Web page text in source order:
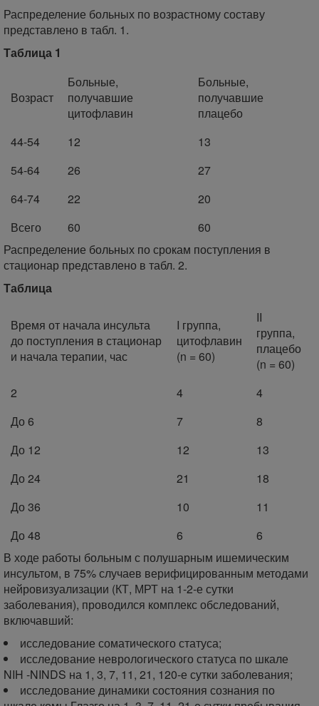
Распределение больных по возрастному составу
представлено в табл. 1.
Таблица 1
Возраст
Больные,
получавшие
цитофлавин
Больные,
получавшие
плацебо
44-54
12
13
54-64
26
27
64-74
22
20
Всего
60
60
Распределение больных по срокам поступления в
стационар представлено в табл. 2.
Таблица
Время от начала инсульта
до поступления в стационар
и начала терапии, час
I группа,
цитофлавин
(n = 60)
II
группа,
плацебо
(n = 60)
2
4
4
До 6
7
8
До 12
12
13
До 24
21
18
До 36
10
11
До 48
6
6
В ходе работы больным с полушарным ишемическим
инсультом, в 75% случаев верифицированным методами
нейровизуализации (КТ, МРТ на 1-2-е сутки
заболевания), проводился комплекс обследований,
включавший:
исследование соматического статуса;
исследование неврологического статуса по шкале
NIH -NINDS на 1, 3, 7, 11, 21, 120-е сутки заболевания;
исследование динамики состояния сознания по